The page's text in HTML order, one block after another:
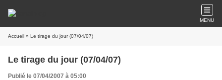
MENU
Accueil » Le tirage du jour (07/04/07)
Le tirage du jour (07/04/07)
Publié le 07/04/2007 à 05:00